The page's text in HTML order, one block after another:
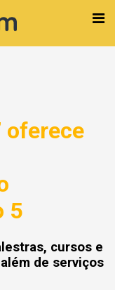
oferece
5
cursos e
de serviços